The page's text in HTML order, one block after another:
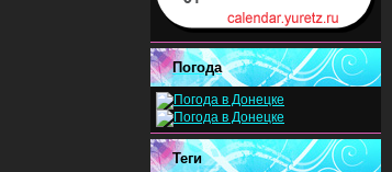
Погода
Теги